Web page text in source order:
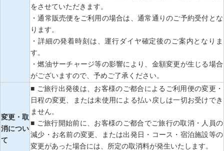
をさせていただきます。
・通常販売便をご利用の場合は、通常通りのご予約受付とな
ります。
・詳細の発着時刻は、運行ダイヤ確定後のご案内となりま
す。
・燃油サーチャージ等の影響により、金額変更が生じる場合
がございますので、予めご了承ください。
変更・取
消につい
て
■ ご旅行出発後は、お客様のご都合によるご利用便の変更・
日程の変更、または未使用による払い戻しは一切お受けでき
ません。
■ ご旅行開始前に、お客様のご都合でご旅行の取消・人員の
減少・お名前の変更、または出発日・コース・宿泊施設等の
変更があった場合には、所定の取消料が発生いたします。